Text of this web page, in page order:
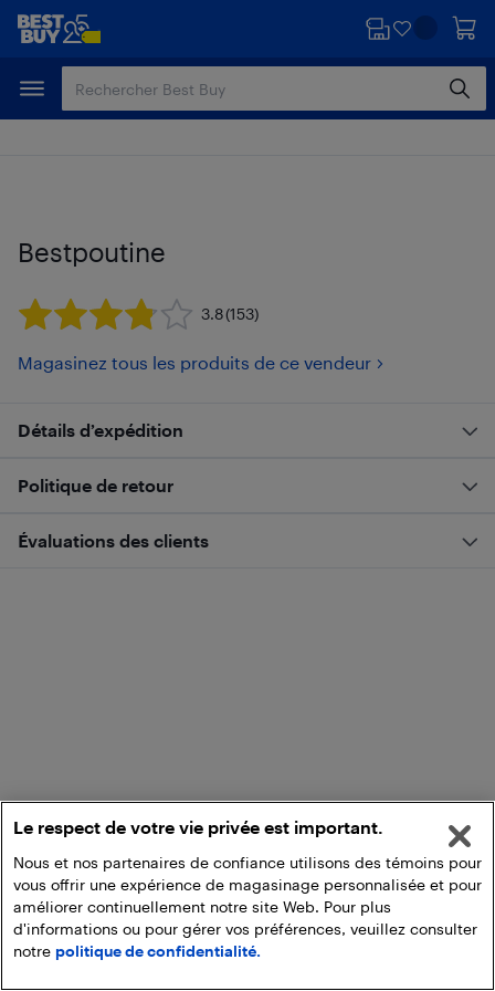
Passer
principal
Passer
Bestpoutine
3.8(153)
Magasinez tous les produits de ce vendeur
Détails d’expédition
Politique de retour
Évaluations des clients
Le respect de votre vie privée est important.
Nous et nos partenaires de confiance utilisons des témoins pour
vous offrir une expérience de magasinage personnalisée et pour
améliorer continuellement notre site Web. Pour plus
d'informations ou pour gérer vos préférences, veuillez consulter
notre politique de confidentialité.